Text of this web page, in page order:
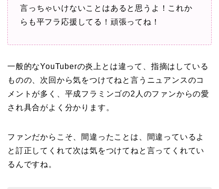
言っちゃいけないことはあると思うよ！これか
らも平フラ応援してる！頑張ってね！
一般的なYouTuberの炎上とは違って、指摘はしている
ものの、次回から気をつけてねと言うニュアンスのコ
メントが多く、平成フラミンゴの2人のファンからの愛
され具合がよく分かります。
ファンだからこそ、間違ったことは、間違っているよ
と訂正してくれて次は気をつけてねと言ってくれてい
るんですね。